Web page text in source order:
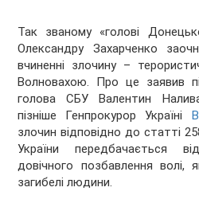
Так званому «голові
Олександру Захарченко
вчиненні злочину –
Волновахою. Про це заявив
голова СБУ Валентин
пізніше Генпрокурор Україні
злочин відповідно до статті
України передбачається
довічного позбавлення
загибелі людини.